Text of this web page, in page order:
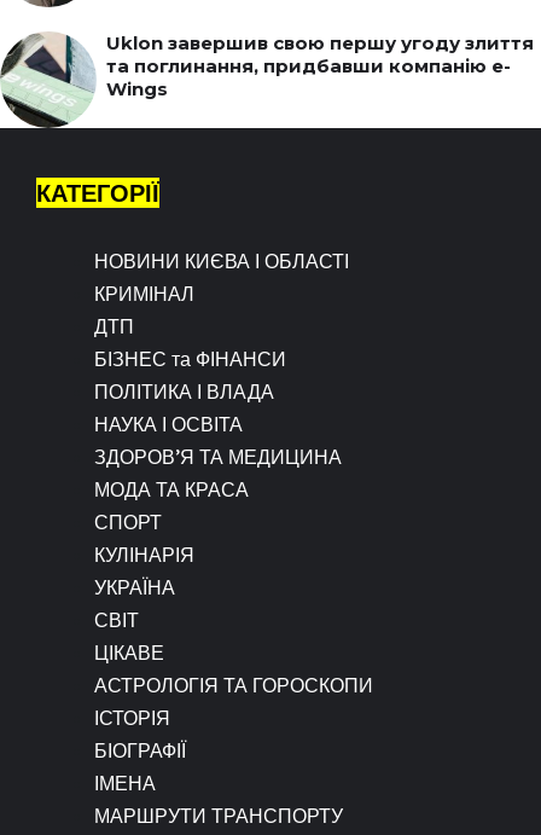
Uklon завершив свою першу угоду злиття
та поглинання, придбавши компанію e-
Wings
КАТЕГОРІЇ
НОВИНИ КИЄВА І ОБЛАСТІ
КРИМІНАЛ
ДТП
БІЗНЕС та ФІНАНСИ
ПОЛІТИКА І ВЛАДА
НАУКА І ОСВІТА
ЗДОРОВ’Я ТА МЕДИЦИНА
МОДА ТА КРАСА
СПОРТ
КУЛІНАРІЯ
УКРАЇНА
СВІТ
ЦІКАВЕ
АСТРОЛОГІЯ ТА ГОРОСКОПИ
ІСТОРІЯ
БІОГРАФІЇ
ІМЕНА
МАРШРУТИ ТРАНСПОРТУ